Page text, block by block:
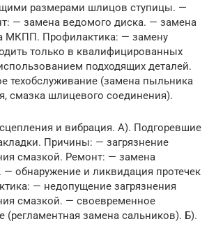
размерами шлицов ступицы. —
— замена ведомого диска. — замена
МКПП. Профилактика: — замену
только в квалифицированных
подходящих деталей.
техобслуживание (замена пыльника
смазка шлицевого соединения).
и вибрация. А). Подгоревшие
Причины: — загрязнение
смазкой. Ремонт: — замена
— обнаружение и ликвидация протечек
— недопущение загрязнения
смазкой. — своевременное
(регламентная замена сальников). Б).